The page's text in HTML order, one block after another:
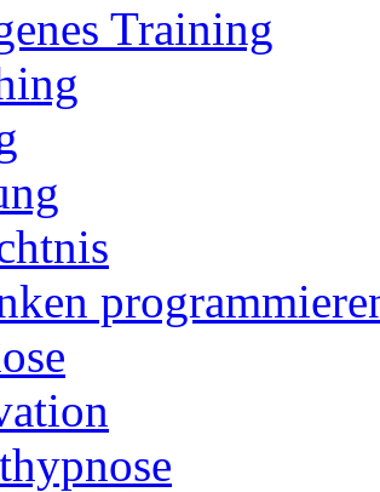
Training